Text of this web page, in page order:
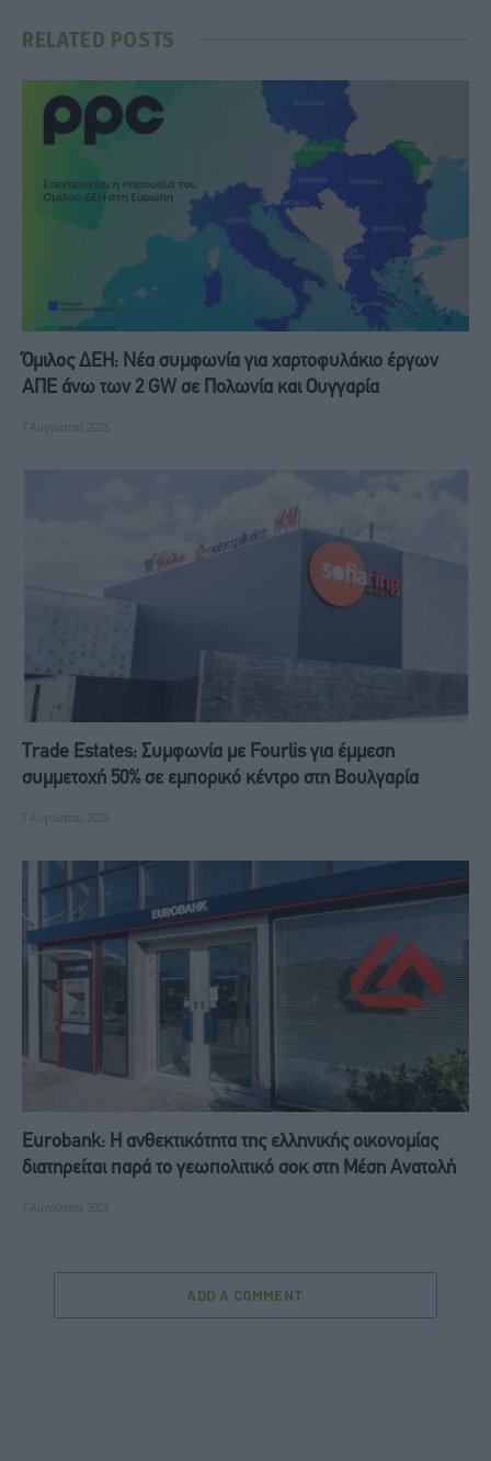
RELATED POSTS
Όμιλος ΔΕΗ: Νέα συμφωνία για χαρτοφυλάκιο έργων
ΑΠΕ άνω των 2 GW σε Πολωνία και Ουγγαρία
7 Αυγούστου, 2026
Trade Estates: Συμφωνία με Fourlis για έμμεση
συμμετοχή 50% σε εμπορικό κέντρο στη Βουλγαρία
7 Αυγούστου, 2026
Eurobank: Η ανθεκτικότητα της ελληνικής οικονομίας
διατηρείται παρά το γεωπολιτικό σοκ στη Μέση Ανατολή
7 Αυγούστου, 2026
ADD A COMMENT